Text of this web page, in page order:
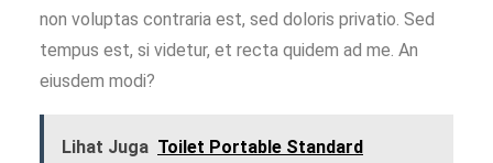
non voluptas contraria est, sed doloris privatio. Sed
tempus est, si videtur, et recta quidem ad me. An
eiusdem modi?
Lihat Juga Toilet Portable Standard